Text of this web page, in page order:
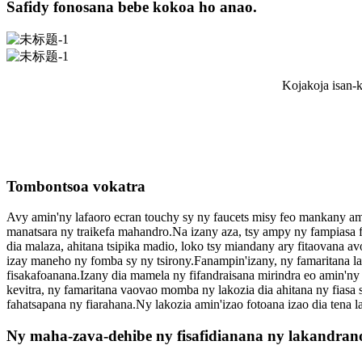
Safidy fonosana bebe kokoa ho anao.
Kojakoja isan-
Tombontsoa vokatra
Avy amin'ny lafaoro ecran touchy sy ny faucets misy feo mankany
manatsara ny traikefa mahandro.Na izany aza, tsy ampy ny
dia malaza, ahitana tsipika madio, loko tsy miandany ary fitaovana
izay maneho ny fomba sy ny tsirony.Fanampin'izany, ny famaritana
fisakafoanana.Izany dia mamela ny fifandraisana mirindra eo
kevitra, ny famaritana vaovao momba ny lakozia dia ahitana ny
fahatsapana ny fiarahana.Ny lakozia amin'izao fotoana izao dia tena
Ny maha-zava-dehibe ny fisafidianana ny